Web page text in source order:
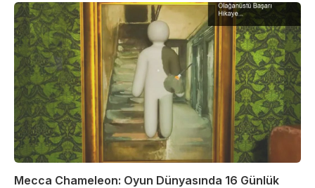
Mecca Chameleon: Oyun Dünyasında 16 Günlük